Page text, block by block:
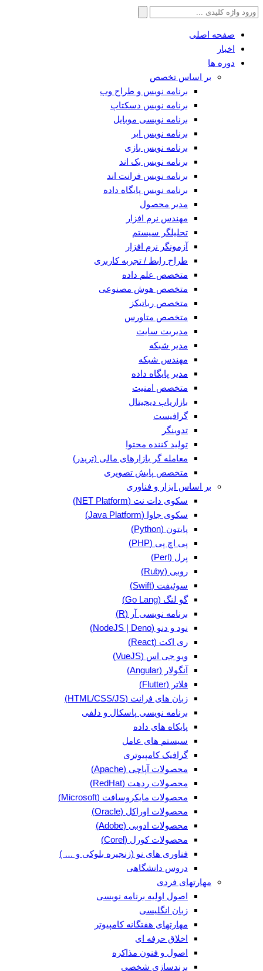
جستجو
صفحه اصلی
اخبار
دوره ها
بر اساس تخصص
برنامه نویس و طراح وب
برنامه نویس دسکتاپ
برنامه نویسی موبایل
برنامه نویس ابر
برنامه نویس بازی
برنامه نویس بک اند
برنامه نویس فرانت اند
برنامه نویس پایگاه داده
مدیر محصول
مهندس نرم افزار
تحلیلگر سیستم
آزمونگر نرم افزار
طراح رابط / تجربه کاربری
متخصص علم داده
متخصص هوش مصنوعی
متخصص رباتیکز
متخصص متاورس
مدیریت سایت
مدیر شبکه
مهندس شبکه
مدیر پایگاه داده
متخصص امنیت
بازاریاب دیجیتال
گرافیست
تدوینگر
تولید کننده محتوا
معامله گر بازارهای مالی (تریدر)
متخصص پایش تصویری
بر اساس ابزار و فناوری
سکوی دات نت (NET Platform)
سکوی جاوا (Java Platform)
پایتون (Python)
پی اچ پی (PHP)
پرل (Perl)
روبی (Ruby)
سوئیفت (Swift)
گو لنگ (Go Lang)
برنامه نویسی آر (R)
نود و دنو (NodeJS | Deno)
ری اکت (React)
ویو جی اس (VueJS)
آنگولار (Angular)
فلاتر (Flutter)
زبان های فرانت (HTML/CSS/JS)
برنامه نویسی پاسکال و دلفی
پایکاه های داده
سیستم های عامل
گرافیک کامپیوتری
محصولات آپاچی (Apache)
محصولات ردهت (RedHat)
محصولات مایکروسافت (Microsoft)
محصولات اوراکل (Oracle)
محصولات ادوبی (Adobe)
محصولات کورل (Corel)
فناوری های نو (زنجیره بلوکی و … )
دروس دانشگاهی
مهارتهای فردی
اصول اولیه برنامه نویسی
زبان انگلیسی
مهارتهای هفتگانه کامپیوتر
اخلاق حرفه ای
اصول و فنون مذاکره
برندسازی شخصی